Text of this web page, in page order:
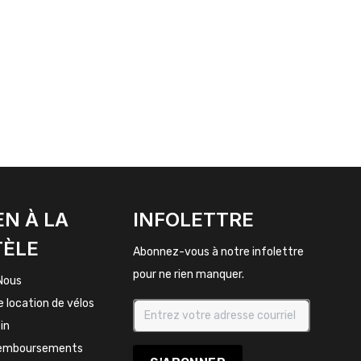
À LA
location de vélos
INFOLETTRE
Abonnez-vous à notre infolettre
pour ne rien manquer.